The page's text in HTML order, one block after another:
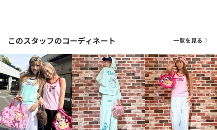
このスタッフのコーディネート 一覧を見る